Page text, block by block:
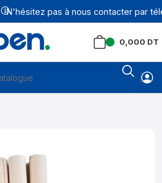
N'hésitez pas à nous contacter par
0,000 DT